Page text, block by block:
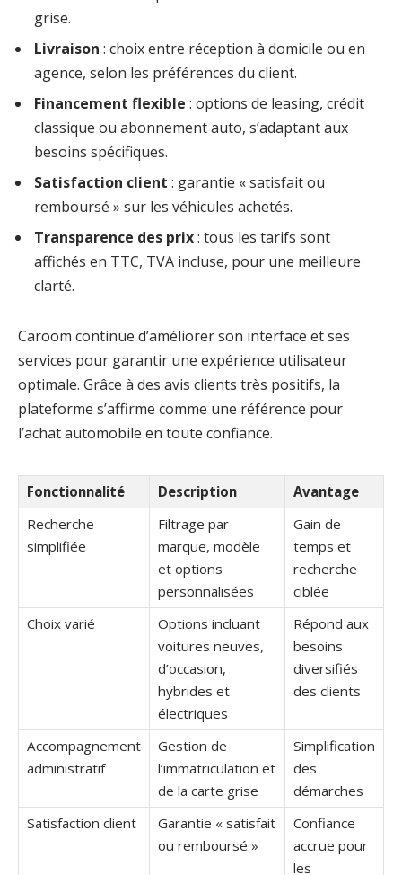
grise.
Livraison : choix entre réception à domicile ou en
agence, selon les préférences du client.
Financement flexible : options de leasing, crédit
classique ou abonnement auto, s’adaptant aux
besoins spécifiques.
Satisfaction client : garantie « satisfait ou
remboursé » sur les véhicules achetés.
Transparence des prix: tous les tarifs sont
affichés en TTC, TVA incluse, pour une meilleure
clarté.
Caroom continue d’améliorer son interface et ses
services pour garantir une expérience utilisateur
optimale. Grâce à des avis clients très positifs, la
plateforme s’affirme comme une référence pour
l’achat automobile en toute confiance.
Fonctionnalité Description
Avantage
Recherche
simplifiée
Filtrage par
marque, modèle
et options
personnalisées
Gain de
temps et
recherche
ciblée
Choix varié
Options incluant
voitures neuves,
d’occasion,
hybrides et
électriques
Répond aux
besoins
diversifiés
des clients
Accompagnement
administratif
Gestion de
l’immatriculation et
de la carte grise
Simplification
des
démarches
Satisfaction client
Garantie « satisfait
ou remboursé »
Confiance
accrue pour
les